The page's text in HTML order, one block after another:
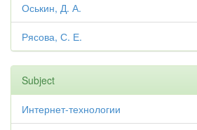
Оськин, Д. А.
Рясова, С. Е.
Subject
Интернет-технологии